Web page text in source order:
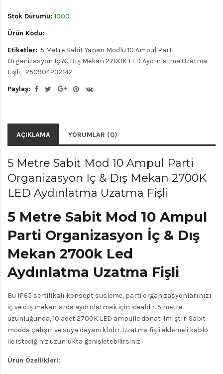
Stok Durumu: 1000
Ürün Kodu:
Etiketler: 5 Metre Sabit Yanan Modlu 10 Ampul Parti
Organizasyon Iç & Dış Mekan 2700K LED Aydınlatma Uzatma
Fişli
250904232142
Paylaş:
AÇIKLAMA YORUMLAR (0)
5 Metre Sabit Mod 10 Ampul Parti
Organizasyon Iç & Dış Mekan 2700K
LED Aydınlatma Uzatma Fişli
5 Metre Sabit Mod 10 Ampul
Parti Organizasyon İç & Dış
Mekan 2700k Led
Aydınlatma Uzatma Fişli
Bu IP65 sertifikalı konsept süsleme, parti organizasyonlarınızı
iç ve dış mekanlarda aydınlatmak için idealdir. 5 metre
uzunluğunda, 10 adet 2700K LED ampulle donatılmıştır. Sabit
modda çalışır ve suya dayanıklıdır. Uzatma fişli eklemeli kablo
ile istediğiniz uzunlukta genişletebilirsiniz.
Ürün Özellikleri: